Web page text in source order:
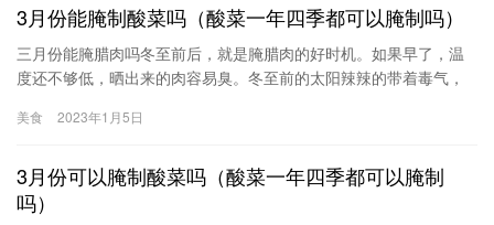
较差。3、绿豆淀
3月份能腌制酸菜吗（酸菜一年四季都可以腌制吗）
三月份能腌腊肉吗冬至前后，就是腌腊肉的好时机。如果早了，温
度还不够低，晒出来的肉容易臭。冬至前的太阳辣辣的带着毒气，
的肉容易坏，温度的原因。泡菜的制作方法野山椒1瓶、白萝卜1/2
(15g)、白砂糖2茶匙(10g)、白酒1汤匙(15ml)、太太乐磨菇精1茶匙
(10
美食 2023年1月5日
3月份可以腌制酸菜吗（酸菜一年四季都可以腌制
吗）